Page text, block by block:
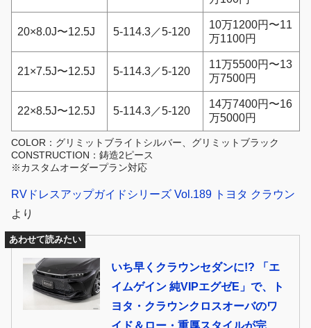
20×8.0J〜12.5J 5-114.3／5-120
10万1200円〜11
万1100円
21×7.5J〜12.5J 5-114.3／5-120
11万5500円〜13
万7500円
22×8.5J〜12.5J 5-114.3／5-120
14万7400円〜16
万5000円
COLOR：グリミットブライトシルバー、グリミットブラック
CONSTRUCTION：鋳造2ピース
※カスタムオーダープラン対応
RVドレスアップガイドシリーズ Vol.189 トヨタ クラウン
より
あわせて読みたい
いち早くクラウンセダンに!? 「エ
イムゲイン 純VIPエグゼE」で、ト
ヨタ・クラウンクロスオーバのワ